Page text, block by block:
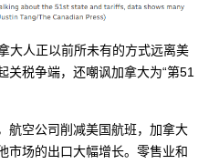
大人正以前所未有的方式远离美
关税争端，还嘲讽加拿大为“第51
航空公司削减美国航班，加拿大
市场的出口大幅增长。零售业和